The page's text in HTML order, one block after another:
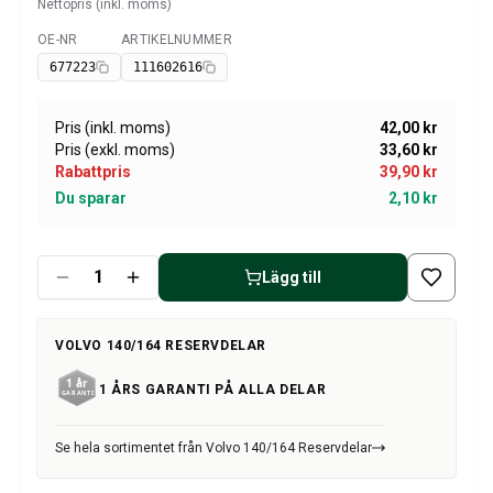
Volvo Amazon Däck/Fälg/Navkapslar
Volvo 1800 Reservdelar
Volvo 1800 Bränsle/avgassystem
Volvo 1800 Karosseri
Volvo 1800 Kylsystem
Volvo 1800 Motorreglage
Volvo 1800 Elsystem
Volvo 1800 Framvagn
Volvo 1800 Inredning
Värme/Friskluftsanläggning Volvo 1800 (1961-73)
Volvo 1800 Däck/Fälg
Volvo 140/164 Reservdelar
Nettopris (inkl. moms)
Tillgänglig
OE-NR
677223
ARTIKELNUMMER
111602616
Pris (inkl. moms)
42,00 kr
Pris (exkl. moms)
33,60 kr
Rabattpris
39,90 kr
Du sparar
2,10 kr
Lägg till
VOLVO 140/164 RESERVDELAR
1 ÅRS GARANTI PÅ ALLA DELAR
Se hela sortimentet från Volvo 140/164 Reservdelar